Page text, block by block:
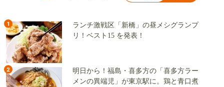
1
ランチ激戦区「新橋」の昼メシグランプ
リ！ベスト15 を発表！
2
明日から！福島・喜多方の「喜多方ラー
メンの異端児」が東京駅に。鶏と青口煮